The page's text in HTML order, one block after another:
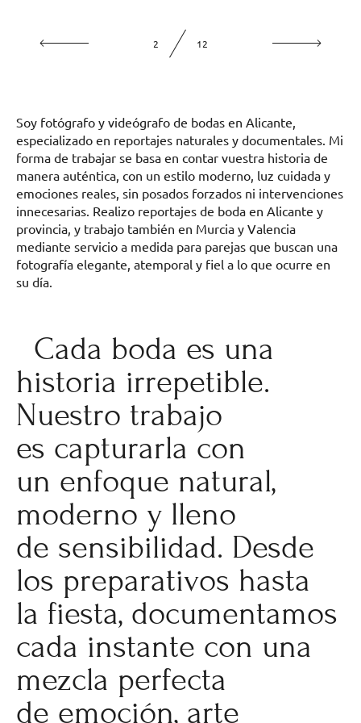
2 12
Soy fotógrafo y videógrafo de bodas en Alicante,
especializado en reportajes naturales y documentales. Mi
forma de trabajar se basa en contar vuestra historia de
manera auténtica, con un estilo moderno, luz cuidada y
emociones reales, sin posados forzados ni intervenciones
innecesarias. Realizo reportajes de boda en Alicante y
provincia, y trabajo también en Murcia y Valencia
mediante servicio a medida para parejas que buscan una
fotografía elegante, atemporal y fiel a lo que ocurre en
su día.
Cada boda es una
historia irrepetible.
Nuestro trabajo
es capturarla con
un enfoque natural,
moderno y lleno
de sensibilidad. Desde
los preparativos hasta
la fiesta, documentamos
cada instante con una
mezcla perfecta
de emoción, arte